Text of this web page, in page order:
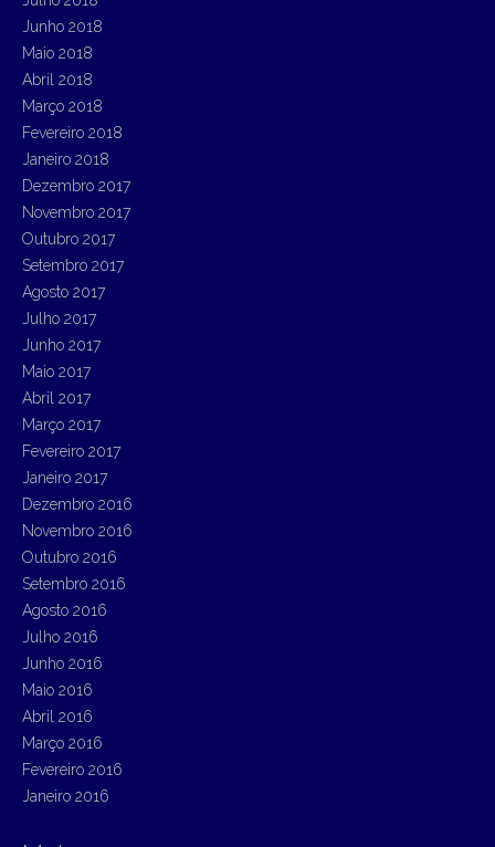
Junho 2018
Maio 2018
Abril 2018
Março 2018
Fevereiro 2018
Janeiro 2018
Dezembro 2017
Novembro 2017
Outubro 2017
Setembro 2017
Agosto 2017
Julho 2017
Junho 2017
Maio 2017
Abril 2017
Março 2017
Fevereiro 2017
Janeiro 2017
Dezembro 2016
Novembro 2016
Outubro 2016
Setembro 2016
Agosto 2016
Julho 2016
Junho 2016
Maio 2016
Abril 2016
Março 2016
Fevereiro 2016
Janeiro 2016